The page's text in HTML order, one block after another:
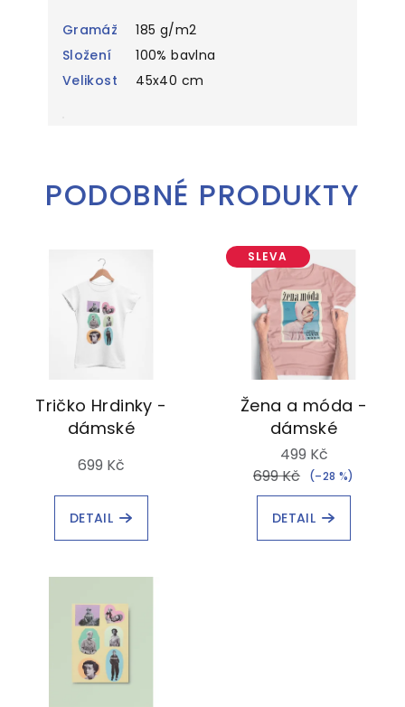
Gramáž
185 g/m2
Složení
100% bavlna
Velikost
45x40 cm
PODOBNÉ PRODUKTY
Tričko Hrdinky -
dámské
699 Kč
DETAIL
SLEVA
Žena a móda -
dámské
499 Kč
699 Kč
(–28 %)
DETAIL